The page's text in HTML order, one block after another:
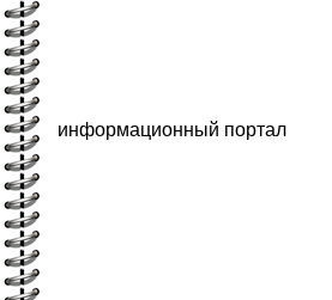
информационный портал